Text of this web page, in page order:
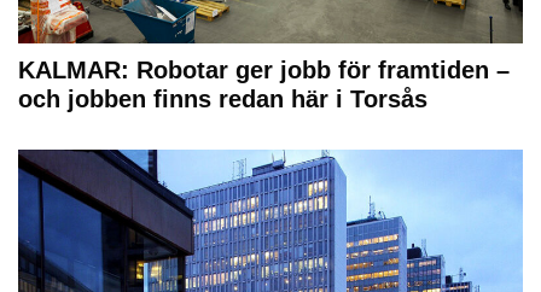
KALMAR: Robotar ger jobb för framtiden –
och jobben finns redan här i Torsås